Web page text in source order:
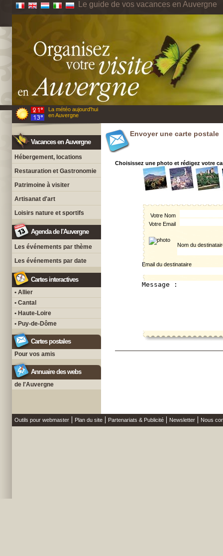
Le guide de vos vacances en Auvergne
La météo aujourd'hui
en Auvergne
Vacances en Auvergne
Hébergement, locations
Restauration et Gastronomie
Patrimoine à visiter
Artisanat d'art
Loisirs nature et sportifs
Agenda de l'Auvergne
Les événements par thème
Les événements par date
Cartes interactives
• Allier
• Cantal
• Haute-Loire
• Puy-de-Dôme
Cartes postales
Pour vos amis
Annuaire des webs
de l'Auvergne
Envoyer une carte postale
Choisissez une photo et rédigez votre
Votre Nom
Votre Email
Nom du
Email du destinataire
Outils pour webmaster Plan du site Partenariats & Publicité Newsletter Nous